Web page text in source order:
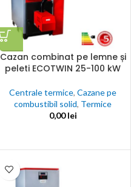
Cazan combinat pe lemne și
peleti ECOTWIN 25-100 kW
Centrale termice,Cazane pe
combustibil solid, Termice
0,00lei